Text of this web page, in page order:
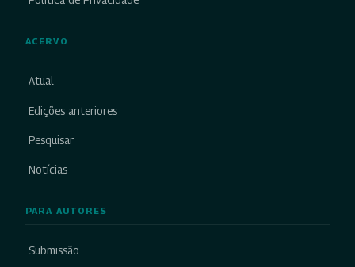
ACERVO
Atual
Edições anteriores
Pesquisar
Notícias
PARA AUTORES
Submissão